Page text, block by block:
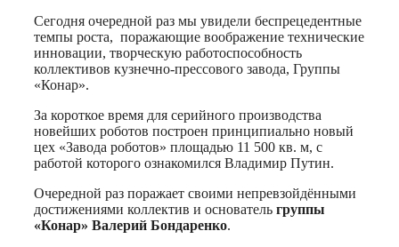
Сегодня очередной раз мы увидели беспрецедентные
темпы роста, поражающие воображение технические
инновации, творческую работоспособность
коллективов кузнечно-прессового завода, Группы
«Конар».
За короткое время для серийного производства
новейших роботов построен принципиально новый
цех «Завода роботов» площадью 11 500 кв. м, с
работой которого ознакомился Владимир Путин.
Очередной раз поражает своими непревзойдёнными
достижениями коллектив и основатель группы
«Конар» Валерий Бондаренко.